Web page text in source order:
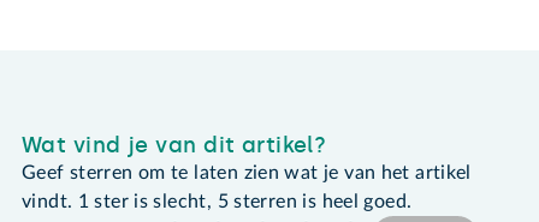
Wat vind je van dit artikel?
Geef sterren om te laten zien wat je van het artikel
vindt. 1 ster is slecht, 5 sterren is heel goed.